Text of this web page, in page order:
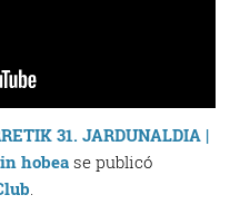
31. JARDUNALDIA |
hobea se publicó
.